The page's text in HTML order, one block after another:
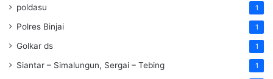
poldasu 1
Polres Binjai 1
Golkar ds 1
Siantar – Simalungun, Sergai – Tebing 1